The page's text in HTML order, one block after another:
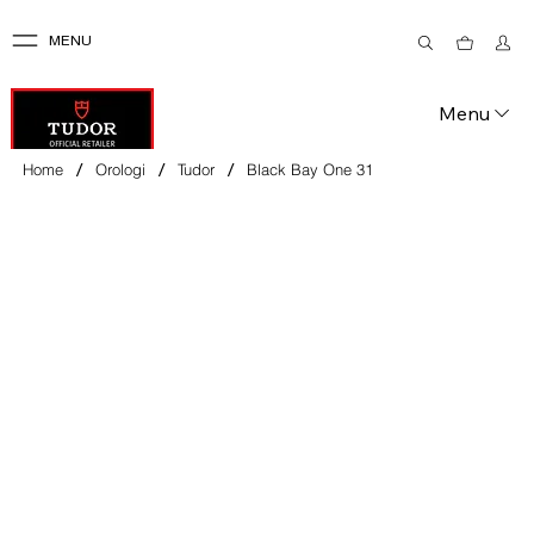
MENU
Menu
Home / Orologi / Tudor / Black Bay One 31